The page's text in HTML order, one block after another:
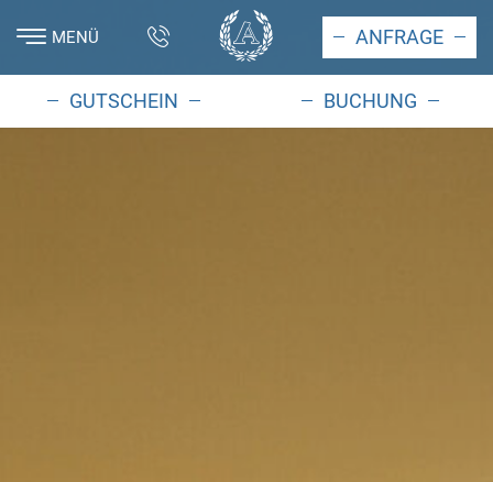
MENÜ ANFRAGE
GUTSCHEIN BUCHUNG